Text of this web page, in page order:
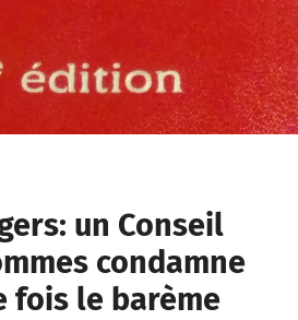
un Conseil
condamne
fois le barème